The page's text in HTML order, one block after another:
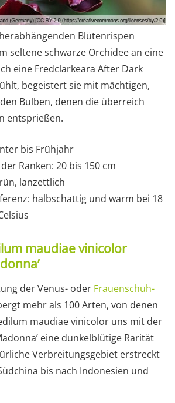
Blütenrispen
seltene schwarze Orchidee an eine
eine Fredclarkeara After Dark
begeistert sie mit mächtigen,
Bulben, denen die überreich
entsprießen.
bis Frühjahr
Ranken: 20 bis 150 cm
lanzettlich
halbschattig und warm bei 18
maudiae vinicolor
der Venus- oder Frauenschuh-
mehr als 100 Arten, von denen
maudiae vinicolor uns mit der
eine dunkelblütige Rarität
Verbreitungsgebiet erstreckt
bis nach Indonesien und